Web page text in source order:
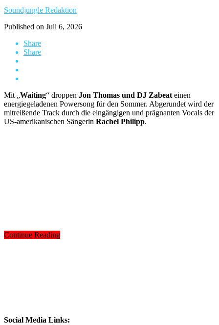
Soundjungle Redaktion
Published on Juli 6, 2026
Share
Share
Mit „Waiting“ droppen Jon Thomas und DJ Zabeat einen
energiegeladenen Powersong für den Sommer. Abgerundet wird der
mitreißende Track durch die eingängigen und prägnanten Vocals der
US-amerikanischen Sängerin Rachel Philipp.
Social Media Links:
Continue Reading